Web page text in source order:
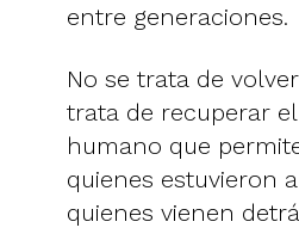
entre generaciones.
No se trata de
trata de recuperar
humano que
quienes estuvieron
quienes vienen